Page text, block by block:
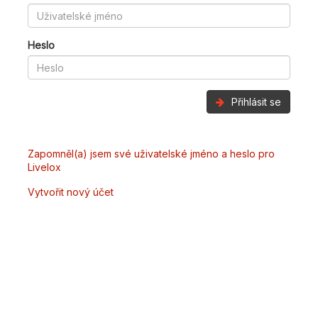
Heslo
Přihlásit se
Zapomněl(a) jsem své uživatelské jméno a heslo pro
Livelox
Vytvořit nový účet